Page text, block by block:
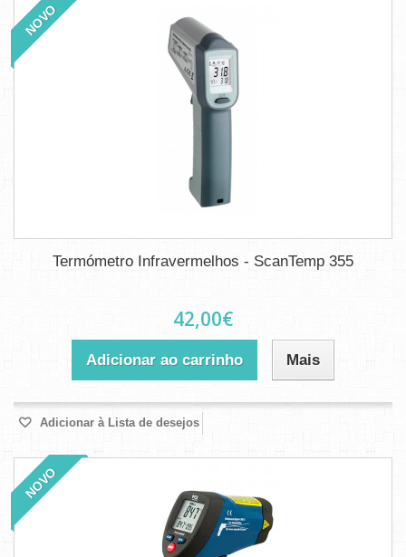
NOVO
Termómetro Infravermelhos - ScanTemp 355
42,00€
Adicionar ao carrinho Mais
Adicionar à Lista de desejos
NOVO